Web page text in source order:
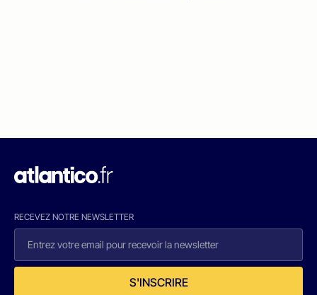
RECEVEZ NOTRE NEWSLETTER
S'INSCRIRE